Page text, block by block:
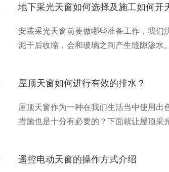
地下采光天窗如何选择及施工如何开
安装采光天窗前要做哪些准备工作，我们
泥干后收缩，会和玻璃之间产生缝隙渗水
屋顶天窗如何进行有效的排水？
屋顶天窗作为一种在我们生活当中使用
措施也是十分有必要的？下面就让屋顶采
遥控电动天窗的操作方式介绍